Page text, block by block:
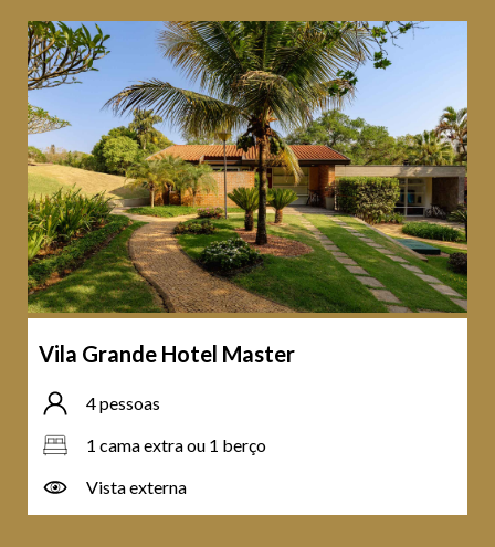
Vila Grande Hotel Master
4 pessoas
1 cama extra ou 1 berço
Vista externa